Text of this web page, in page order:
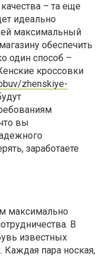
– та еще
идеально
ей максимальный
обеспечить
один способ –
кроссовки
zhenskiye-
вы
заработаете
максимально
В
известных
пара ноская,